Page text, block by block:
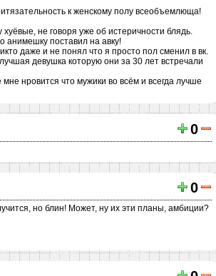
к женскому полу всеобъемлюща!
не говоря уже об истеричности блядь.
анимешку поставил на авку!
даже и не понял что я просто пол сменил в вк.
девушка которую они за 30 лет встречали
нровится что мужики во всём и всегда лучше
0
0
но блин! Может, ну их эти планы, амбиции?